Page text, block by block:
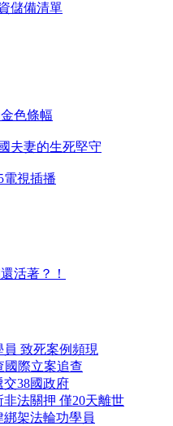
儲備清單
色條幅
夫妻的生死堅守
電視插播
活著？！
致死案例頻現
國際立案追查
38國政府
法關押 僅20天離世
綁架法輪功學員